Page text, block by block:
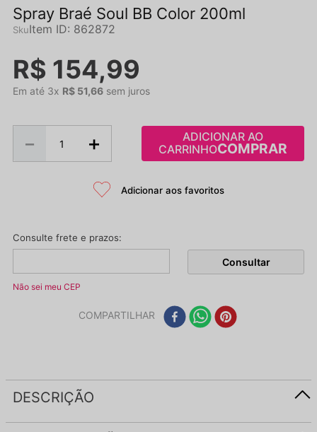
Spray Braé Soul BB Color 200ml
Item ID: 862872
R$ 154,99
Em até 3x R$ 51,66 sem juros
＋
－
ADICIONAR AO
CARRINHO
Não sei meu CEP
COMPARTILHAR
DESCRIÇÃO